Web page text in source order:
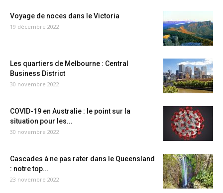
Voyage de noces dans le Victoria
19 décembre 2022
Les quartiers de Melbourne : Central
Business District
30 novembre 2022
COVID-19 en Australie : le point sur la
situation pour les...
30 novembre 2022
Cascades à ne pas rater dans le Queensland
: notre top...
23 novembre 2022